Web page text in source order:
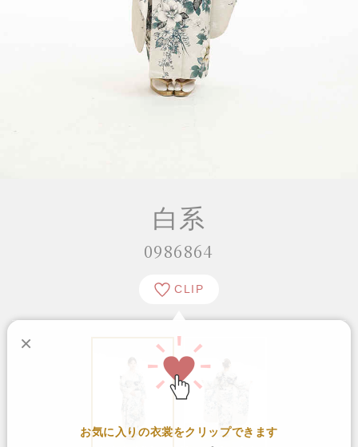
白系
0986864
CLIP
お気に入りの衣裳をクリップできます
×